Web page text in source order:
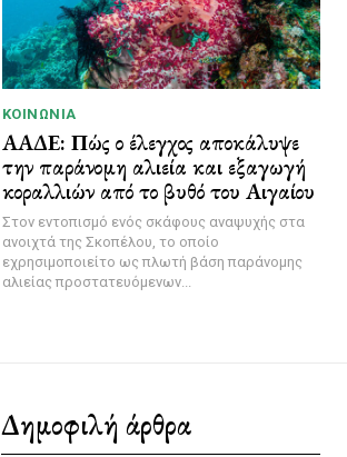
ΚΟΙΝΩΝΊΑ
ΑΑΔΕ: Πώς ο έλεγχος αποκάλυψε
την παράνομη αλιεία και εξαγωγή
κοραλλιών από το βυθό του Αιγαίου
Στον εντοπισμό ενός σκάφους αναψυχής στα
ανοιχτά της Σκοπέλου, το οποίο
εχρησιμοποιείτο ως πλωτή βάση παράνομης
αλιείας προστατευόμενων...
Δημοφιλή άρθρα